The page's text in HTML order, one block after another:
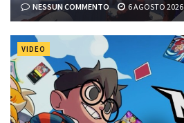
NESSUN COMMENTO 6 AGOSTO 2026
VIDEO